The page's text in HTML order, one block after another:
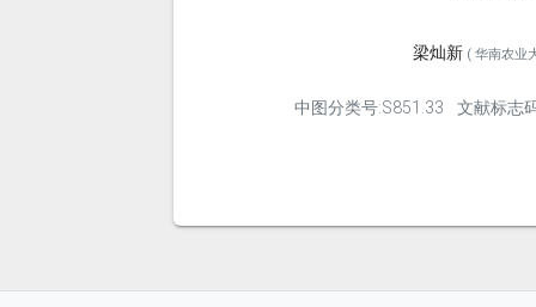
梁灿新 ( 华南农业
中图分类号:S851.33 文献标志